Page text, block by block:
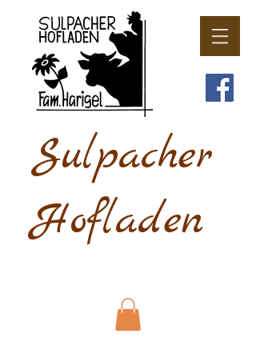
Sulpacher
Hofladen